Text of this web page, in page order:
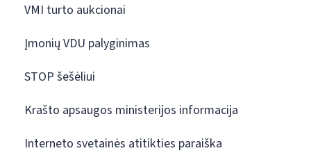
VMI turto aukcionai
Įmonių VDU palyginimas
STOP šešėliui
Krašto apsaugos ministerijos informacija
Interneto svetainės atitikties paraiška